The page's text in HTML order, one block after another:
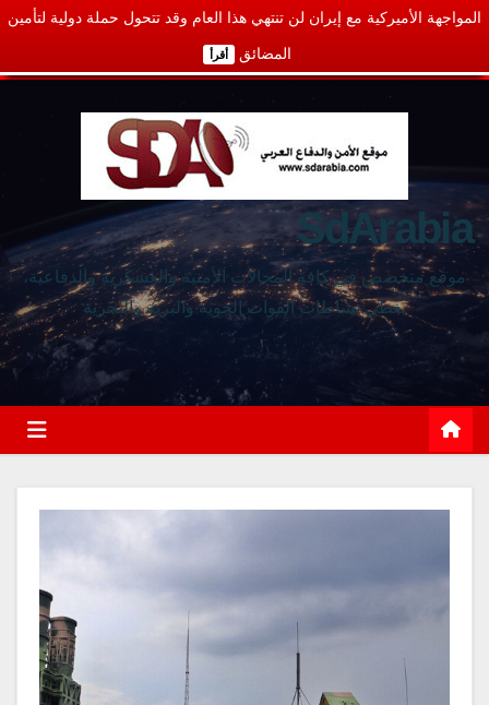
المواجهة الأميركية مع إيران لن تنتهي هذا العام وقد تتحول حملة دولية لتأمين
المضائق أقرأ
SdArabia
موقع متخصص في كافة المجالات الأمنية والعسكرية والدفاعية،
يغطي نشاطات القوات الجوية والبرية والبحرية